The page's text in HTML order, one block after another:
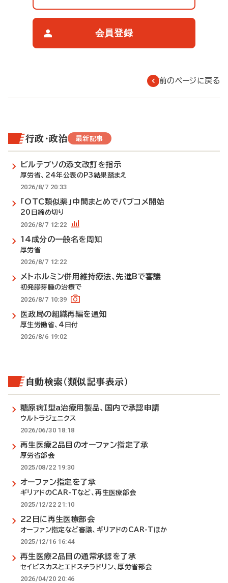
会員登録
前のページに戻る
行政・政治 最新記事
ビルテプソの添文改訂を指示
厚労省、24年公表のP3結果踏まえ
2026/8/7 20:33
「OTC類似薬」中間まとめでパブコメ開始
20日締め切り
2026/8/7 12:22
14成分の一般名を周知
厚労省
2026/8/7 12:22
メトホルミン併用維持療法、先進Bで審議
初発膠芽腫の治療で
2026/8/7 10:39
医政局の組織再編を通知
厚生労働省、4日付
2026/8/6 19:02
自動検索（類似記事表示）
糖原病I型a治療用製品、国内で承認申請
ウルトラジェニクス
2026/06/30 18:18
再生医療2品目のオーファン指定了承
厚労省部会
2025/08/22 19:30
オーファン指定を了承
ギリアドのCAR-Tなど、再生医療部会
2025/12/22 21:10
22日に再生医療部会
オーファン指定など審議、ギリアドのCAR-Tほか
2025/12/16 16:44
再生医療2品目の通常承認を了承
セイビスカスとエドスチラドリン、厚労省部会
2026/04/20 20:46